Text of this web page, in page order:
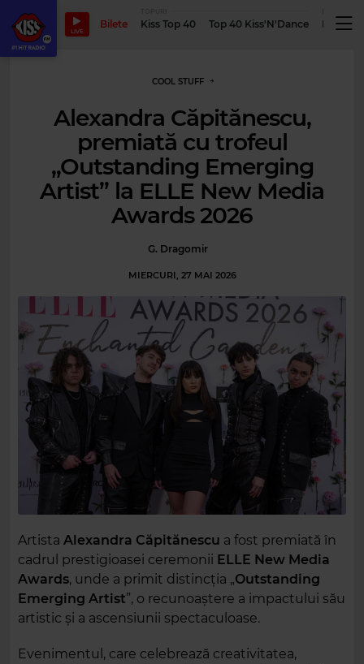
LIVE
Bilete Kiss Top 40 Top 40 Kiss'N'Dance
COOL STUFF
Alexandra Căpitănescu,
premiată cu trofeul
„Outstanding Emerging
Artist” la ELLE New Media
Awards 2026
G. Dragomir
MIERCURI, 27 MAI 2026
Artista Alexandra Căpitănescu a fost premiată în
cadrul prestigioasei ceremonii ELLE New Media
Awards, unde a primit distincția „Outstanding
Emerging Artist”, o recunoaștere a impactului său
artistic și a ascensiunii spectaculoase.
Evenimentul, care celebrează creativitatea,